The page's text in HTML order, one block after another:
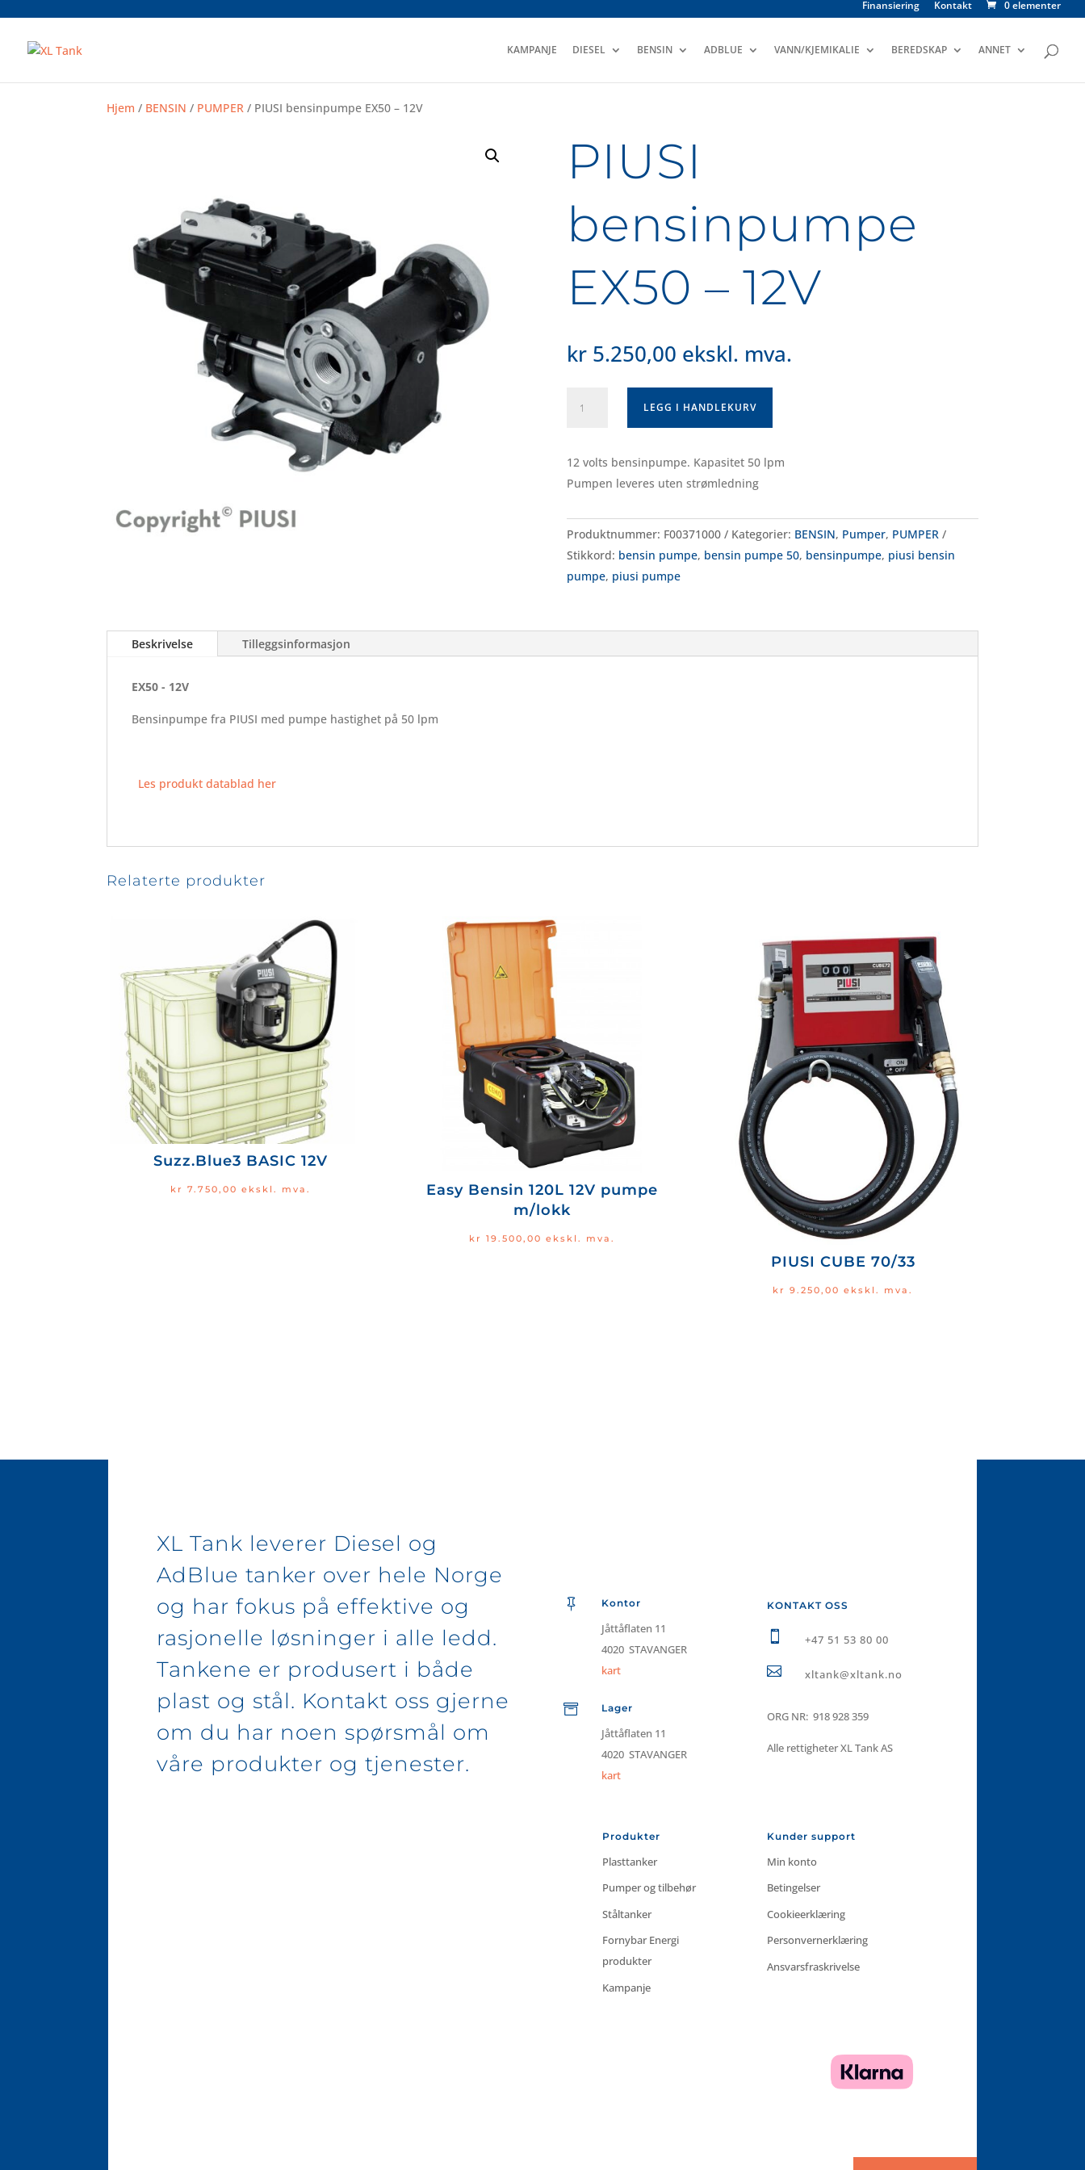
Finansiering Kontakt 0 elementer
KAMPANJE DIESEL BENSIN ADBLUE VANN/KJEMIKALIE BEREDSKAP ANNET
Hjem / BENSIN / PUMPER / PIUSI bensinpumpe EX50 – 12V
PIUSI
bensinpumpe
EX50 – 12V
kr5.250,00 ekskl. mva.
-
12V
LEGG I HANDLEKURV
12 volts bensinpumpe. Kapasitet 50 lpm
Pumpen leveres uten strømledning
Produktnummer: F00371000 Kategorier: BENSIN, Pumper, PUMPER
Stikkord: bensin pumpe, bensin pumpe 50, bensinpumpe, piusi bensin
pumpe, piusi pumpe
Beskrivelse Tilleggsinformasjon
EX50 - 12V
Bensinpumpe fra PIUSI med pumpe hastighet på 50 lpm
Les produkt datablad her
Relaterte produkter
Suzz.Blue3 BASIC 12V
kr 7.750,00 ekskl. mva.
Easy Bensin 120L 12V pumpe
m/lokk
kr 19.500,00 ekskl. mva.
PIUSI CUBE 70/33
kr 9.250,00 ekskl. mva.
XL Tank leverer Diesel og
AdBlue tanker over hele Norge
og har fokus på effektive og
rasjonelle løsninger i alle ledd.
Tankene er produsert i både
plast og stål. Kontakt oss gjerne
om du har noen spørsmål om
våre produkter og tjenester.
 Kontor
Jåttåflaten 11
4020 STAVANGER
kart
 Lager
Jåttåflaten 11
4020 STAVANGER
kart
KONTAKT OSS
 +47 51 53 80 00
 xltank@xltank.no
ORG NR: 918 928 359
Alle rettigheter XL Tank AS
Produkter
Plasttanker
Pumper og tilbehør
Ståltanker
Fornybar Energi
produkter
Kampanje
Kunder support
Min konto
Betingelser
Cookieerklæring
Personvernerklæring
Ansvarsfraskrivelse